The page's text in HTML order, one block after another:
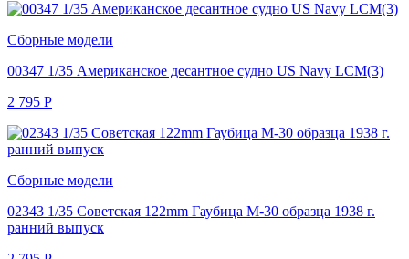
Сборные модели
00347 1/35 Американское десантное судно US Navy LCM(3)
2 795 Р
Сборные модели
02343 1/35 Советская 122mm Гаубица M-30 образца 1938 г.
ранний выпуск